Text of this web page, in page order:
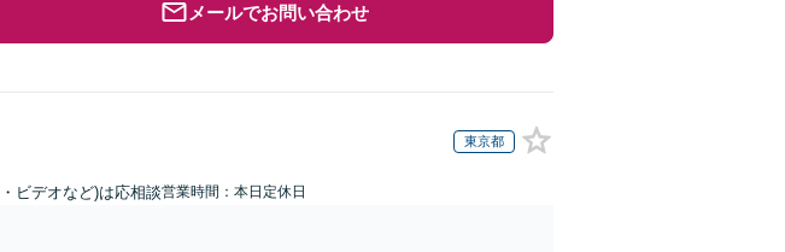
メールでお問い合わせ
東京都
ビデオなど)は応相談営業時間：本日定休日